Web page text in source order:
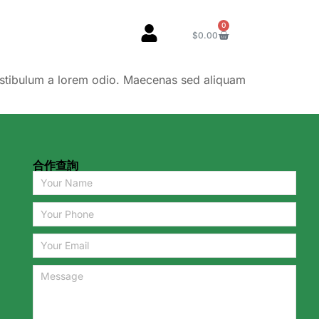
$0.00
0
a lorem odio. Maecenas sed aliquam
合作查詢